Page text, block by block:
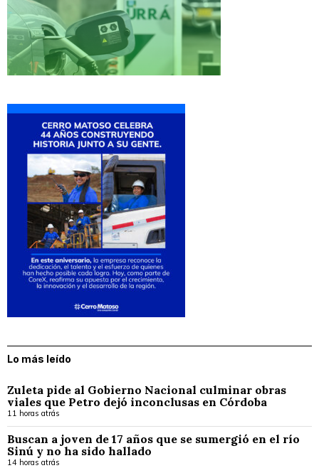
Lo más leído
Zuleta pide al Gobierno Nacional culminar obras
viales que Petro dejó inconclusas en Córdoba
11 horas atrás
Buscan a joven de 17 años que se sumergió en el río
Sinú y no ha sido hallado
14 horas atrás